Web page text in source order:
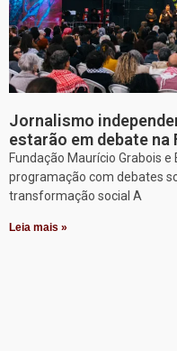
Jornalismo
estarão em debate na
Fundação Maurício Grabois
programação com debates
transformação social A
Leia mais »